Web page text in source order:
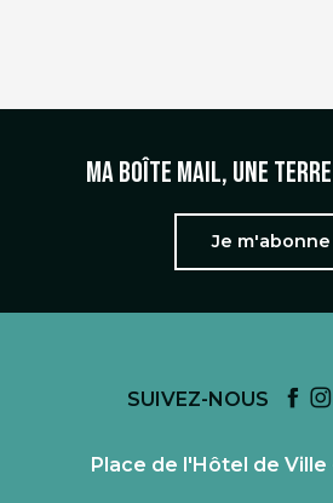
Ma boîte mail, une
Je m'abonne
SUIVEZ-NOUS
Place de l'Hôtel de Ville